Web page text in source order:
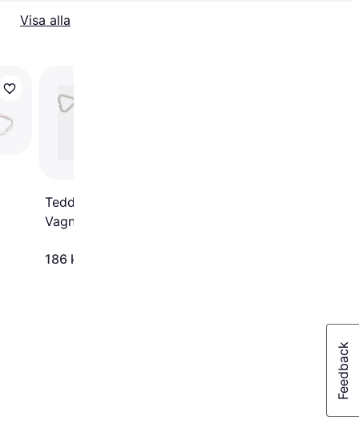
Visa alla
Teddykompaniet Diinglisar
Vagnhänge Kanin Nalle
186 kr